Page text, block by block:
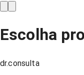
Escolha
dr.consulta